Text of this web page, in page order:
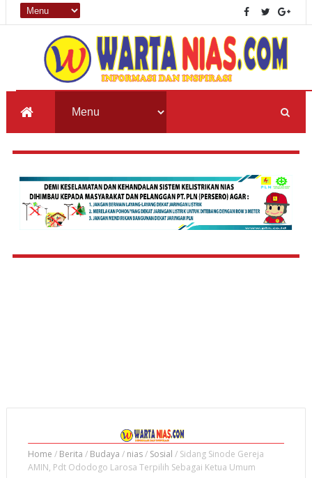
Home / Berita / Budaya / nias/ Sosial / Sidang Sinode Gereja
AMIN, Pdt Ododogo Larosa Terpilih Sebagai Ketua Umum